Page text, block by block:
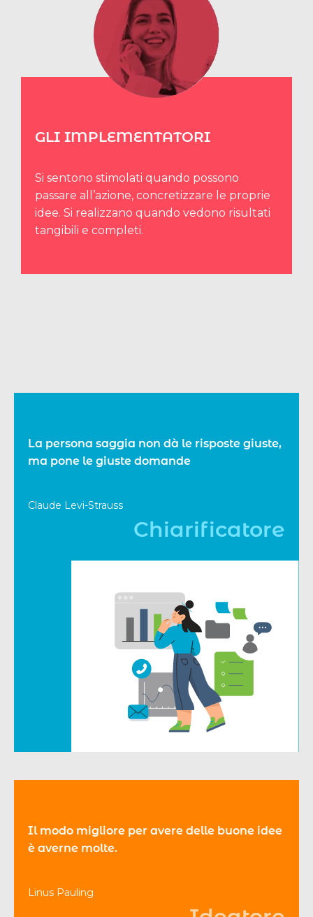
GLI IMPLEMENTATORI
Si sentono stimolati quando possono
passare all’azione, concretizzare le proprie
idee. Si realizzano quando vedono risultati
tangibili e completi.
La persona saggia non dà le risposte giuste,
ma pone le giuste domande
Claude Levi-Strauss
Chiarificatore
Il modo migliore per avere delle buone idee
è averne molte.
Linus Pauling